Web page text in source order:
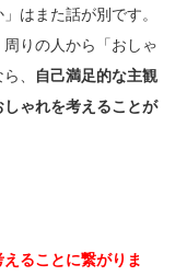
はまた話が別です。
りの人から「おしゃ
、
自己満足的な主観
ゃれを考えることが
ることに繋がりま